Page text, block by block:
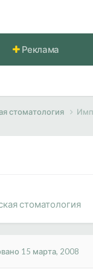
Реклама
стоматология
стоматология
15 марта, 2008